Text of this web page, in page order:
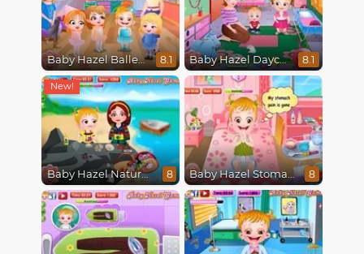
Baby Hazel Ballerina Dance 8.1 Baby Hazel Daycare 8.1
Baby Hazel Nature Explorer 8 Baby Hazel Stomach Care 8